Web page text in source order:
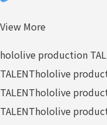
View More
hololive production
TALENThololive
TALENThololive
TALENThololive